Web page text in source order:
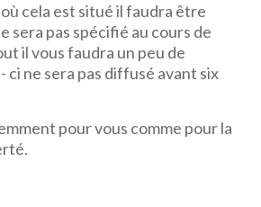
cela est situé il faudra être
sera pas spécifié au cours de
il vous faudra un peu de
ci ne sera pas diffusé avant six
pour vous comme pour la